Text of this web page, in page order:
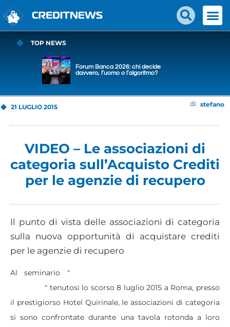
TOP NEWS
Forum Banca 2026: chi decide
davvero, l’uomo o l’algoritmo?
21 LUGLIO 2015 di: stefano
VIDEO – Le associazioni di
categoria sull’Acquisto Crediti
per le agenzie di recupero
Il punto di vista delle associazioni di categoria
sulla nuova opportunità di acquistare crediti
per le agenzie di recupero
Al seminario "Acquisto Crediti per le agenzie di
" tenutosi lo scorso 8 luglio 2015 a Roma, presso
il prestigiorso Hotel Quirinale, le associazioni di categoria
si sono confrontate durante una tavola rotonda a loro